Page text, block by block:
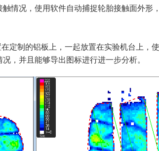
情况，使用软件自动捕捉轮胎接触面外形
定制的铝板上，一起放置在实验机台上，
，并且能够导出图标进行进一步分析。